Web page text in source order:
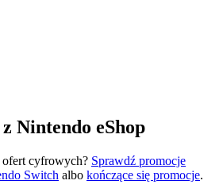
Nintendo eShop
ofert cyfrowych? Sprawdź promocje
Switch albo kończące się promocje.